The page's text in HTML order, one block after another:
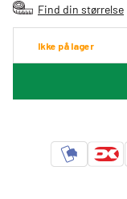
Find din størrelse
Ikke på lager